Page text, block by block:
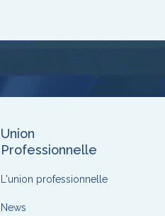
Union
Professionnelle
L'union professionnelle
News